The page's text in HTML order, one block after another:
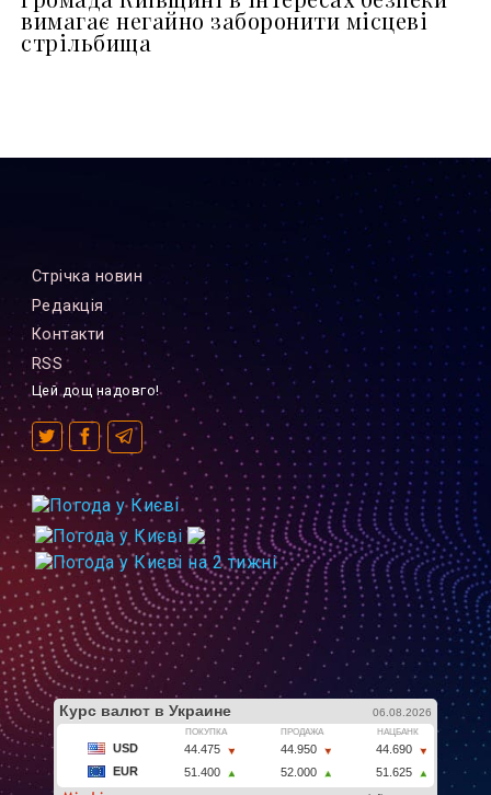
вимагає негайно заборонити місцеві
стрільбища
Стрiчка новин
Редакцiя
Контакти
RSS
Цей дощ надовго!